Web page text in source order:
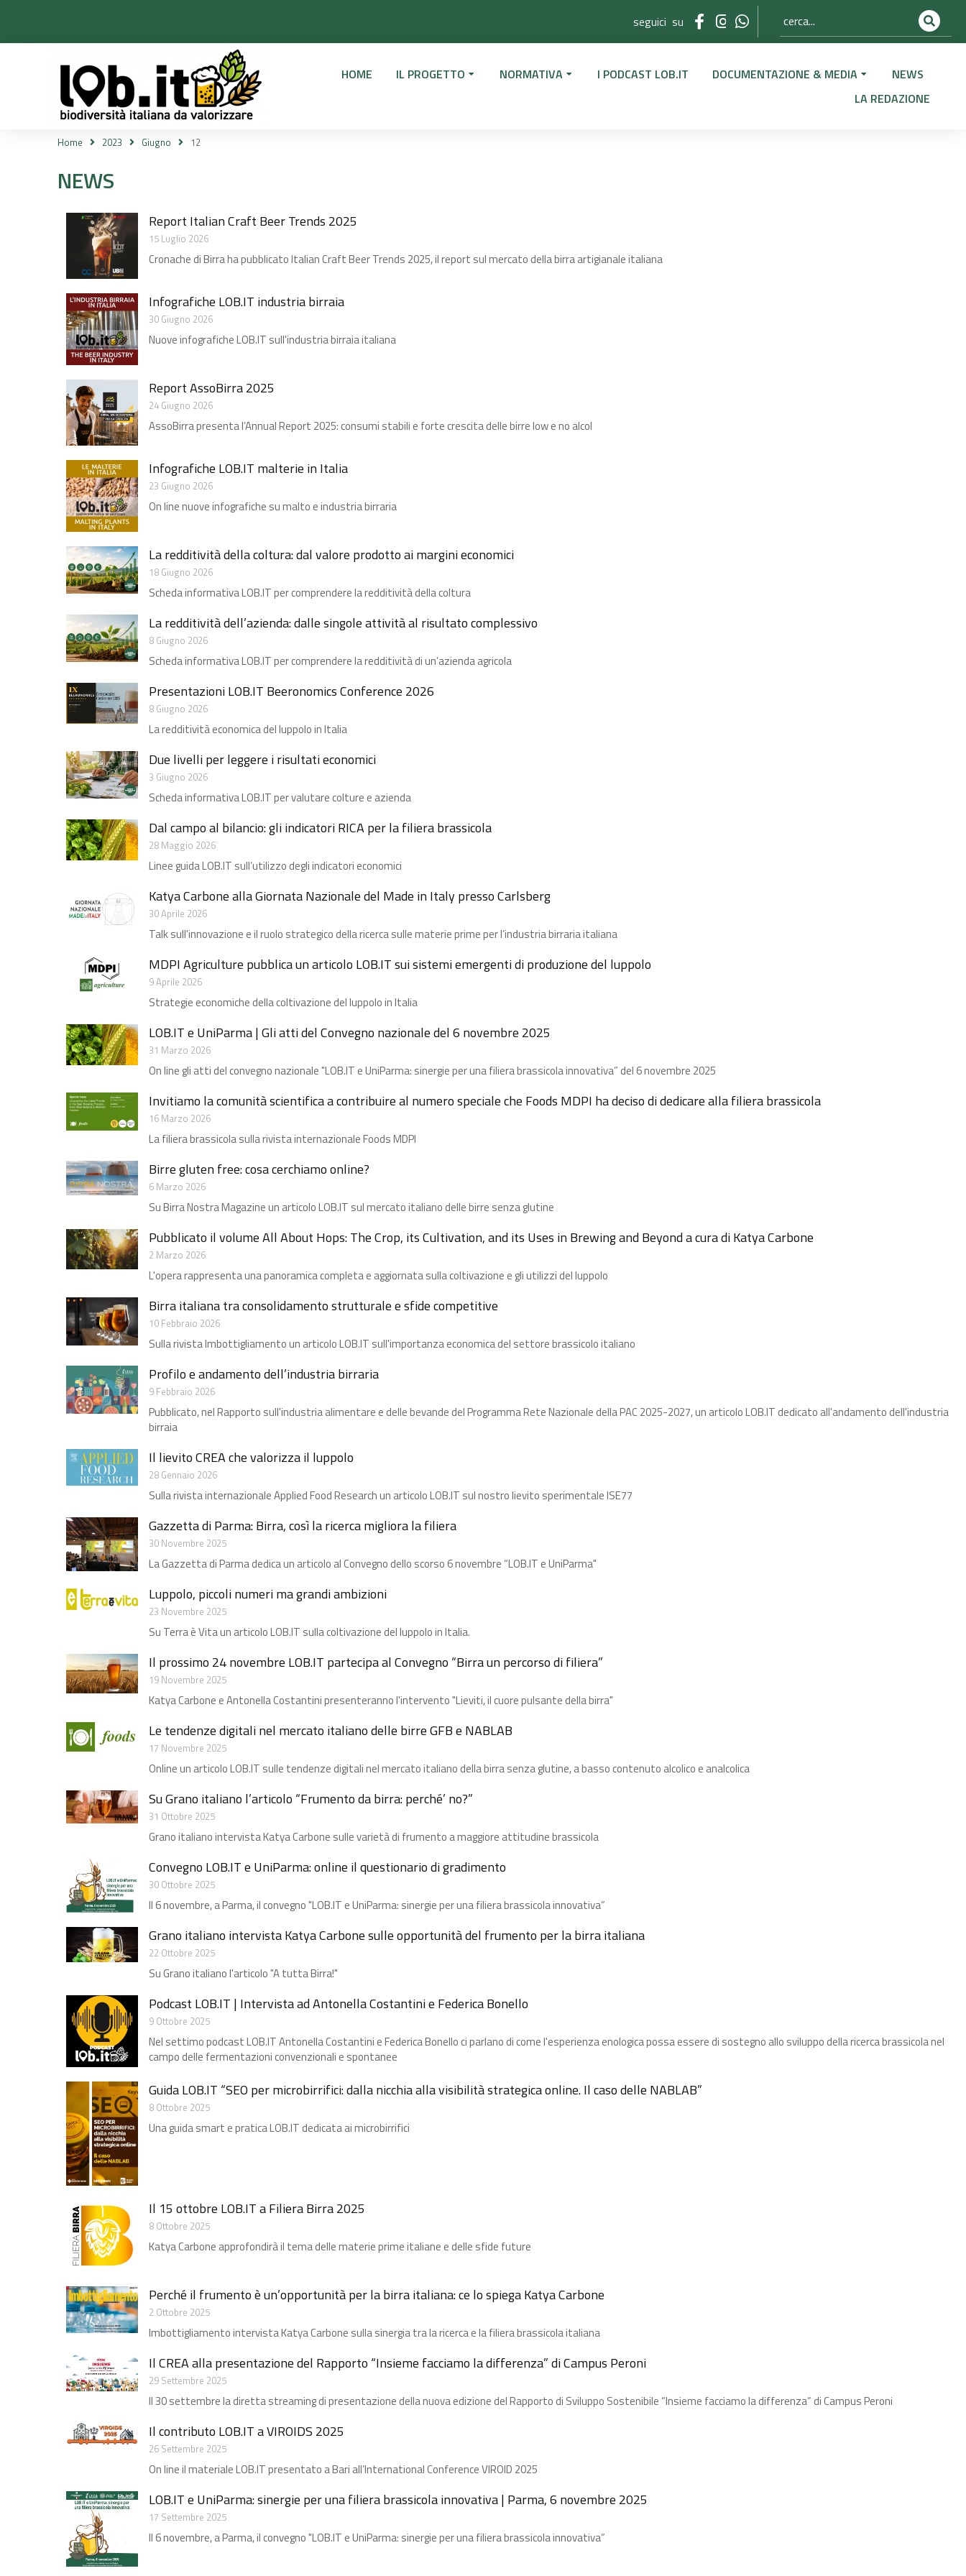
seguici su
HOME IL PROGETTO NORMATIVA I PODCAST LOB.IT DOCUMENTAZIONE & MEDIA
NEWS
LA REDAZIONE
Tu sei qui:
Home 2023 Giugno 12
NEWS
Report Italian Craft Beer Trends 2025​
15 Luglio 2026
Cronache di Birra ha pubblicato Italian Craft Beer Trends 2025, il report sul mercato della birra artigianale italiana
Infografiche LOB.IT industria birraia
30 Giugno 2026
Nuove infografiche LOB.IT sull'industria birraia italiana
Report AssoBirra 2025
24 Giugno 2026
AssoBirra presenta l’Annual Report 2025: consumi stabili e forte crescita delle birre low e no alcol
Infografiche LOB.IT malterie in Italia
23 Giugno 2026
On line nuove infografiche su malto e industria birraria
La redditività della coltura: dal valore prodotto ai margini economici
18 Giugno 2026
Scheda informativa LOB.IT per comprendere la redditività della coltura
La redditività dell’azienda: dalle singole attività al risultato complessivo
8 Giugno 2026
Scheda informativa LOB.IT per comprendere la redditività di un’azienda agricola
Presentazioni LOB.IT Beeronomics Conference 2026
8 Giugno 2026
La redditività economica del luppolo in Italia
Due livelli per leggere i risultati economici
3 Giugno 2026
Scheda informativa LOB.IT per valutare colture e azienda
Dal campo al bilancio: gli indicatori RICA per la filiera brassicola ​
28 Maggio 2026
Linee guida LOB.IT sull’utilizzo degli indicatori economici
Katya Carbone alla Giornata Nazionale del Made in Italy presso Carlsberg​
30 Aprile 2026
Talk sull'innovazione e il ruolo strategico della ricerca sulle materie prime per l’industria birraria italiana
MDPI Agriculture pubblica un articolo LOB.IT sui sistemi emergenti di produzione del luppolo
9 Aprile 2026
Strategie economiche della coltivazione del luppolo in Italia
LOB.IT e UniParma | Gli atti del Convegno nazionale del 6 novembre 2025
31 Marzo 2026
On line gli atti del convegno nazionale "LOB.IT e UniParma: sinergie per una filiera brassicola innovativa” del 6 novembre 2025
Invitiamo la comunità scientifica a contribuire al numero speciale che Foods MDPI ha deciso di dedicare alla filiera brassicola
16 Marzo 2026
La filiera brassicola sulla rivista internazionale Foods MDPI
Birre gluten free: cosa cerchiamo online?
6 Marzo 2026
Su Birra Nostra Magazine un articolo LOB.IT sul mercato italiano delle birre senza glutine
Pubblicato il volume All About Hops: The Crop, its Cultivation, and its Uses in Brewing and Beyond a cura di Katya Carbone
2 Marzo 2026
L'opera rappresenta una panoramica completa e aggiornata sulla coltivazione e gli utilizzi del luppolo
Birra italiana tra consolidamento strutturale e sfide competitive
10 Febbraio 2026
Sulla rivista Imbottigliamento un articolo LOB.IT sull'importanza economica del settore brassicolo italiano
Profilo e andamento dell’industria birraria​
9 Febbraio 2026
Pubblicato, nel Rapporto sull'industria alimentare e delle bevande del Programma Rete Nazionale della PAC 2025-2027, un articolo LOB.IT dedicato all'andamento dell'industria
birraia
Il lievito CREA che valorizza il luppolo​
28 Gennaio 2026
Sulla rivista internazionale Applied Food Research un articolo LOB.IT sul nostro lievito sperimentale ISE77
Gazzetta di Parma: Birra, così la ricerca migliora la filiera​
30 Novembre 2025
La Gazzetta di Parma dedica un articolo al Convegno dello scorso 6 novembre “LOB.IT e UniParma"
Luppolo, piccoli numeri ma grandi ambizioni​
23 Novembre 2025
Su Terra è Vita un articolo LOB.IT sulla coltivazione del luppolo in Italia.
Il prossimo 24 novembre LOB.IT partecipa al Convegno “Birra un percorso di filiera”
19 Novembre 2025
Katya Carbone e Antonella Costantini presenteranno l'intervento "Lieviti, il cuore pulsante della birra"
Le tendenze digitali nel mercato italiano delle birre GFB e NABLAB
17 Novembre 2025
Online un articolo LOB.IT sulle tendenze digitali nel mercato italiano della birra​ senza glutine, a basso contenuto alcolico e analcolica
Su Grano italiano l’articolo “Frumento da birra: perché’ no?”
31 Ottobre 2025
Grano italiano intervista Katya Carbone​ sulle varietà di frumento a maggiore attitudine brassicola
Convegno LOB.IT e UniParma: online il questionario di gradimento
30 Ottobre 2025
Il 6 novembre, a Parma, il convegno "LOB.IT e UniParma: sinergie per una filiera brassicola innovativa”
Grano italiano intervista Katya Carbone​ sulle opportunità del frumento per la birra italiana
22 Ottobre 2025
Su Grano italiano l'articolo "A tutta Birra!"
Podcast LOB.IT | Intervista ad Antonella Costantini e Federica Bonello
9 Ottobre 2025
Nel settimo podcast LOB.IT Antonella Costantini e Federica Bonello ci parlano di come l'esperienza enologica possa essere di sostegno allo sviluppo della ricerca brassicola nel
campo delle fermentazioni convenzionali e spontanee
Guida LOB.IT “SEO per microbirrifici: dalla nicchia alla visibilità strategica online. Il caso delle NABLAB​”
8 Ottobre 2025
Una guida smart e pratica LOB.IT dedicata ai microbirrifici
Il 15 ottobre LOB.IT a Filiera Birra 2025
8 Ottobre 2025
Katya Carbone approfondirà il tema delle materie prime italiane e delle sfide future
Perché il frumento è un’opportunità per la birra italiana: ce lo spiega Katya Carbone
2 Ottobre 2025
Imbottigliamento intervista Katya Carbone​ sulla sinergia tra la ricerca e la filiera brassicola italiana
Il CREA alla presentazione del Rapporto “Insieme facciamo la differenza” di Campus Peroni
29 Settembre 2025
Il 30 settembre la diretta streaming di presentazione della nuova edizione del Rapporto di Sviluppo Sostenibile “Insieme facciamo la differenza” di Campus Peroni
Il contributo LOB.IT a VIROIDS 2025
26 Settembre 2025
On line il materiale LOB.IT presentato a Bari all’International Conference VIROID 2025
LOB.IT e UniParma: sinergie per una filiera brassicola innovativa | Parma, 6 novembre 2025
17 Settembre 2025
Il 6 novembre, a Parma, il convegno "LOB.IT e UniParma: sinergie per una filiera brassicola innovativa”